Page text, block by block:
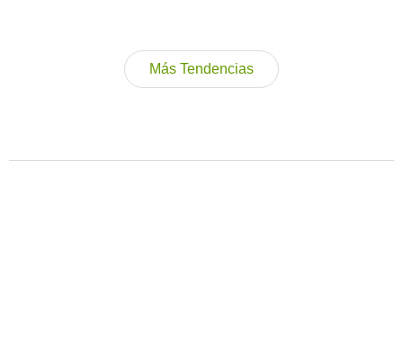
Más Tendencias